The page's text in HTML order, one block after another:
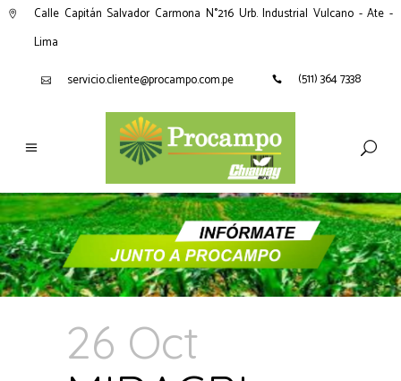
Calle Capitán Salvador Carmona N°216 Urb. Industrial Vulcano - Ate -
Lima
servicio.cliente@procampo.com.pe
(511) 364 7338
26 Oct